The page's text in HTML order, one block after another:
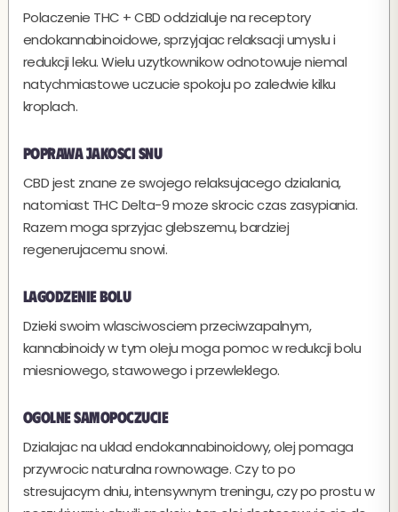
Polaczenie THC + CBD oddzialuje na receptory
endokannabinoidowe, sprzyjajac relaksacji umyslu i
redukcji leku. Wielu uzytkownikow odnotowuje niemal
natychmiastowe uczucie spokoju po zaledwie kilku
kroplach.
Poprawa jakosci snu
CBD jest znane ze swojego relaksujacego dzialania,
natomiast THC Delta-9 moze skrocic czas zasypiania.
Razem moga sprzyjac glebszemu, bardziej
regenerujacemu snowi.
Lagodzenie bolu
Dzieki swoim wlasciwosciem przeciwzapalnym,
kannabinoidy w tym oleju moga pomoc w redukcji bolu
miesniowego, stawowego i przewleklego.
Ogolne samopoczucie
Dzialajac na uklad endokannabinoidowy, olej pomaga
przywrocic naturalna rownowage. Czy to po
stresujacym dniu, intensywnym treningu, czy po prostu w